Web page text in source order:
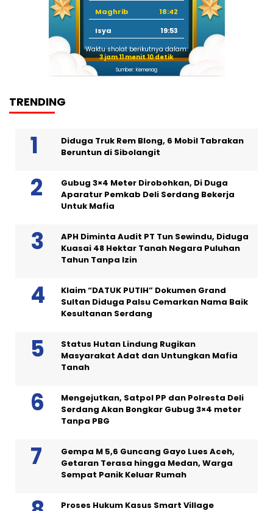
Maghrib
18:42
Isya
19:53
Waktu sholat berikutnya dalam:
3 jam 11 menit 9 detik
Sumber: Kemenag
TRENDING
Diduga Truk Rem Blong, 6 Mobil Tabrakan
Beruntun di Sibolangit
Gubug 3×4 Meter Dirobohkan, Di Duga
Aparatur Pemkab Deli Serdang Bekerja
Untuk Mafia
APH Diminta Audit PT Tun Sewindu, Diduga
Kuasai 48 Hektar Tanah Negara Puluhan
Tahun Tanpa Izin
Klaim “DATUK PUTIH” Dokumen Grand
Sultan Diduga Palsu Cemarkan Nama Baik
Kesultanan Serdang
Status Hutan Lindung Rugikan
Masyarakat Adat dan Untungkan Mafia
Tanah
Mengejutkan, Satpol PP dan Polresta Deli
Serdang Akan Bongkar Gubug 3×4 meter
Tanpa PBG
Gempa M 5,6 Guncang Gayo Lues Aceh,
Getaran Terasa hingga Medan, Warga
Sempat Panik Keluar Rumah
Proses Hukum Kasus Smart Village